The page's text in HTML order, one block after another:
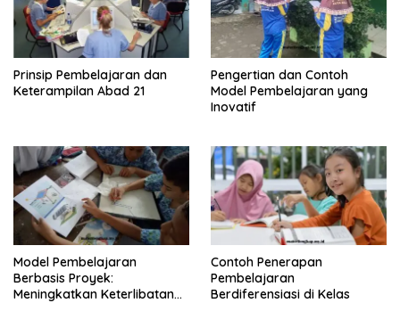
Prinsip Pembelajaran dan
Keterampilan Abad 21
Pengertian dan Contoh
Model Pembelajaran yang
Inovatif
Model Pembelajaran
Berbasis Proyek:
Meningkatkan Keterlibatan
Contoh Penerapan
Pembelajaran
Berdiferensiasi di Kelas